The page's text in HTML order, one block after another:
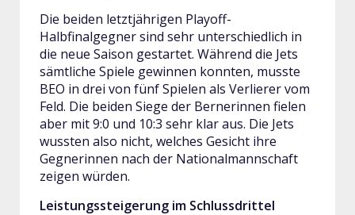
Die beiden letztjährigen Playoff-
Halbfinalgegner sind sehr unterschiedlich in
die neue Saison gestartet. Während die Jets
sämtliche Spiele gewinnen konnten, musste
BEO in drei von fünf Spielen als Verlierer vom
Feld. Die beiden Siege der Bernerinnen fielen
aber mit 9:0 und 10:3 sehr klar aus. Die Jets
wussten also nicht, welches Gesicht ihre
Gegnerinnen nach der Nationalmannschaft
zeigen würden.
Leistungssteigerung im Schlussdrittel